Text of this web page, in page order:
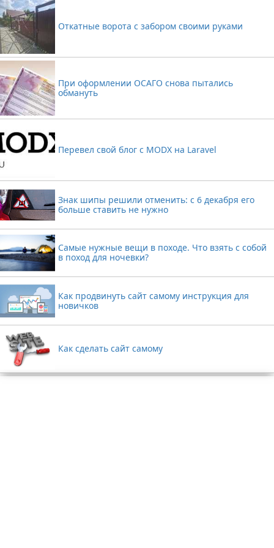
Откатные ворота с забором своими руками
При оформлении ОСАГО снова пытались
обмануть
Перевел свой блог с MODX на Laravel
Знак шипы решили отменить: с 6 декабря его
больше ставить не нужно
Самые нужные вещи в походе. Что взять с собой
в поход для ночевки?
Как продвинуть сайт самому инструкция для
новичков
Как сделать сайт самому